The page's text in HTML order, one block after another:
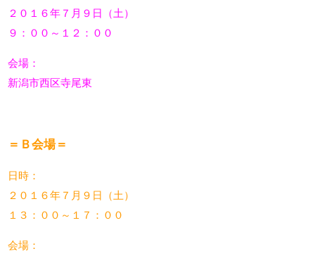
２０１６年７月９日（土）
９：００～１２：００
会場：
新潟市西区寺尾東
＝Ｂ会場＝
日時：
２０１６年７月９日（土）
１３：００～１７：００
会場：